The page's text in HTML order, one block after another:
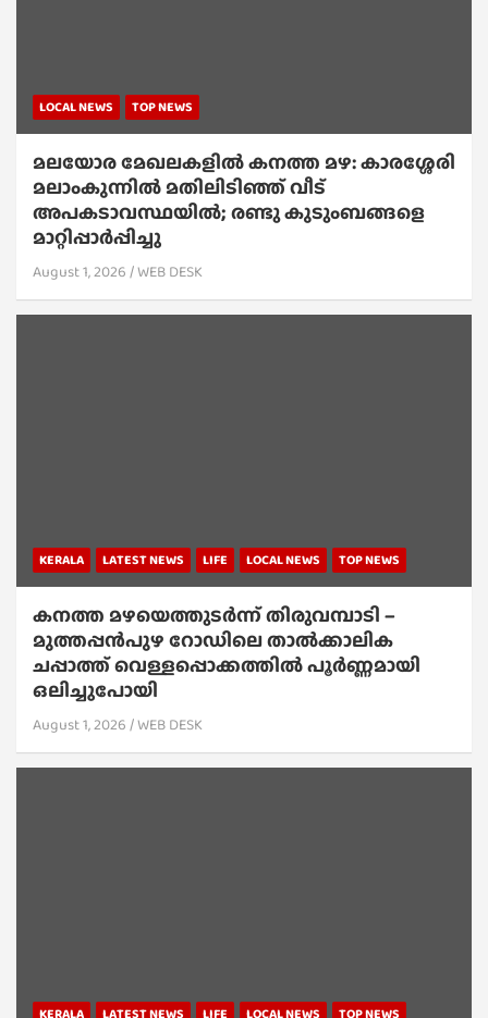
LOCAL NEWS TOP NEWS
മലയോര മേഖലകളിൽ കനത്ത മഴ: കാരശ്ശേരി
മലാംകുന്നിൽ മതിലിടിഞ്ഞ് വീട്
അപകടാവസ്ഥയിൽ; രണ്ടു കുടുംബങ്ങളെ
മാറ്റിപ്പാർപ്പിച്ചു
August 1, 2026 WEB DESK
KERALA LATEST NEWS LIFE LOCAL NEWS TOP NEWS
കനത്ത മഴയെത്തുടർന്ന് തിരുവമ്പാടി –
മുത്തപ്പൻപുഴ റോഡിലെ താൽക്കാലിക
ചപ്പാത്ത് വെള്ളപ്പൊക്കത്തിൽ പൂർണ്ണമായി
ഒലിച്ചുപോയി
August 1, 2026 WEB DESK
KERALA LATEST NEWS LIFE LOCAL NEWS TOP NEWS